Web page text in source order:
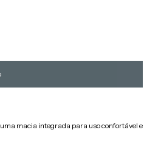
macia integrada para uso confortável e